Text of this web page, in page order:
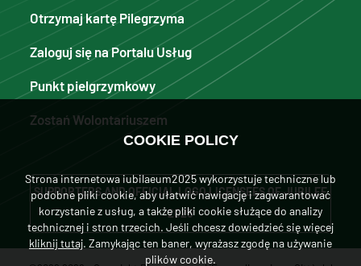
Otrzymaj kartę Pilegrzyma
Zaloguj się na Portalu Usług
Punkt pielgrzymkowy
Zostań Wolontariuszem
SUPPORTERS AND OFFICIAL LOGO LICENSEES OF JUBILEE
2025
COOKIE POLICY
Strona internetowa iubilaeum2025 wykorzystuje techniczne lub
podobne pliki cookie, aby ułatwić nawigację i zagwarantować
korzystanie z usług, a także pliki cookie służące do analizy
technicznej i stron trzecich. Jeśli chcesz dowiedzieć się więcej
kliknij tutaj. Zamykając ten baner, wyrażasz zgodę na używanie
plików cookie.